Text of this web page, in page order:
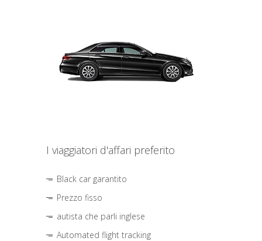
I viaggiatori d'affari preferito
Black car garantito
Prezzo fisso
autista che parli inglese
Automated flight tracking